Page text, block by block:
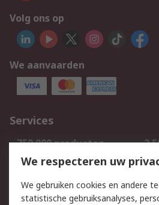
Volg ons op
We aanvaarden
Services
750.000 producten
Bestellen
Track & Trace
We respecteren uw
We gebruiken cookies en andere
statistische gebruiksanalyses,